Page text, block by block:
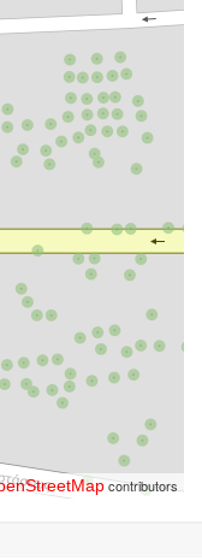
contributors